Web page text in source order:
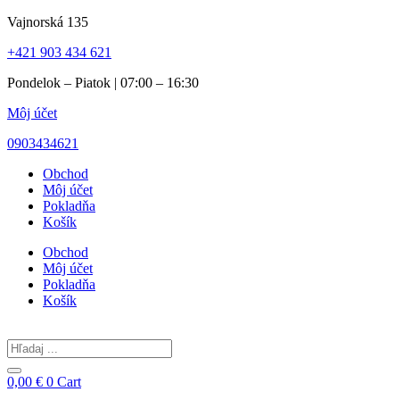
Preskočiť
obsah
Vajnorská 135
+421 903 434 621
Pondelok – Piatok | 07:00 – 16:30
Môj účet
0903434621
Obchod
Môj účet
Pokladňa
Košík
Obchod
Môj účet
Pokladňa
Košík
Search
...
0,00 € 0 Cart